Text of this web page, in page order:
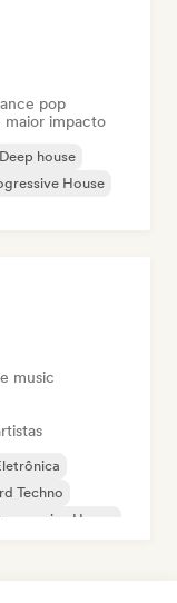
pop
maior impacto
Deep house
House
music
Techno
House